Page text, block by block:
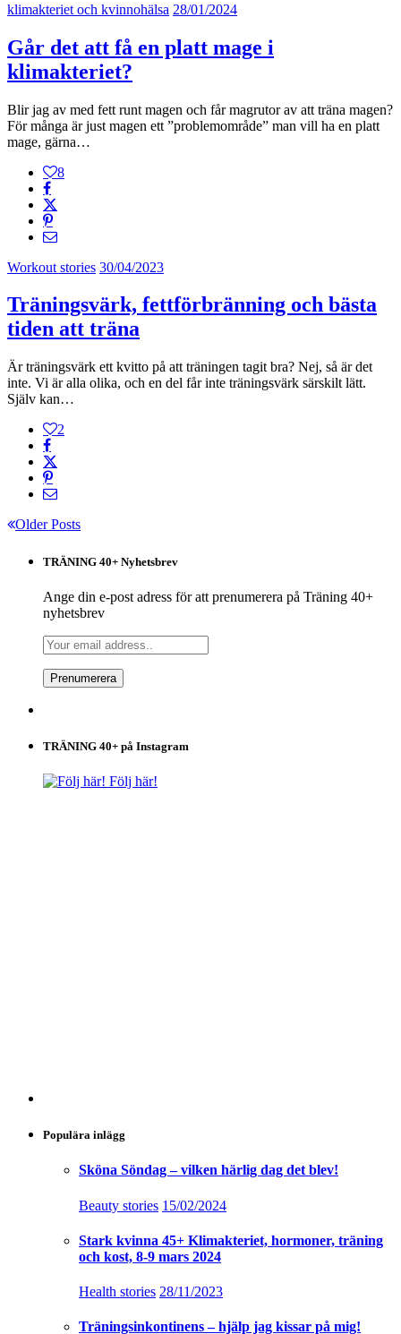
klimakteriet och kvinnohälsa 28/01/2024
Går det att få en platt mage i
klimakteriet?
Blir jag av med fett runt magen och får magrutor av att träna magen?
För många är just magen ett ”problemområde” man vill ha en platt
mage, gärna…
8
Workout stories 30/04/2023
Träningsvärk, fettförbränning och bästa
tiden att träna
Är träningsvärk ett kvitto på att träningen tagit bra? Nej, så är det
inte. Vi är alla olika, och en del får inte träningsvärk särskilt lätt.
Själv kan…
2
Older Posts
TRÄNING 40+ Nyhetsbrev
Ange din e-post adress för att prenumerera på Träning 40+
nyhetsbrev
TRÄNING 40+ på Instagram
Följ här!
Populära inlägg
Sköna Söndag – vilken härlig dag det blev!
Beauty stories 15/02/2024
Stark kvinna 45+ Klimakteriet, hormoner, träning
och kost, 8-9 mars 2024
Health stories 28/11/2023
Träningsinkontinens – hjälp jag kissar på mig!